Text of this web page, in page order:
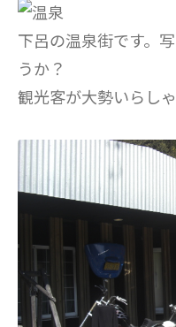
下呂の温泉街です。
うか？
観光客が大勢いらしゃ